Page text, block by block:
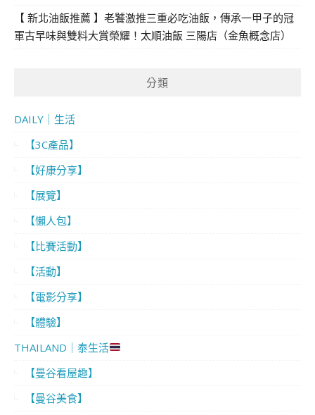
【 新北油飯推薦 】老饕激推三重必吃油飯，傳承一甲子的冠
軍古早味與雙料大賞榮耀！太順油飯 三陽店（金魚概念店）
分類
DAILY｜生活
【3C產品】
【好康分享】
【展覽】
【懶人包】
【比賽活動】
【活動】
【電影分享】
【體驗】
THAILAND｜泰生活
【曼谷看屋趣】
【曼谷美食】